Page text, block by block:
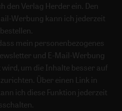
den Verlag Herder ein. Den
Werbung kann ich jederzeit
mein personenbezogenes
und E-Mail-Werbung
um die Inhalte besser auf
Über einen Link in
ich diese Funktion jederzeit